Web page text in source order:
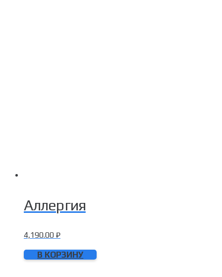
Аллергия
4,190.00 ₽
В КОРЗИНУ